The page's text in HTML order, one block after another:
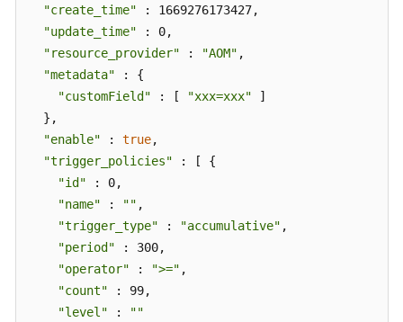
应
用
示
例
权
限
和
授
权
项
附
"create_time" : 1669276173427,
"update_time" : 0,
"resource_provider" : "AOM" ,
"metadata" : {
"customField" : [ "xxx=xxx" ]
  },
"enable" : true,
"trigger_policies" : [ {
"id" : 0,
"name" : "" ,
"trigger_type" : "accumulative" ,
"period" : 300,
"operator" : ">=" ,
"count" : 99,
"level" :
""